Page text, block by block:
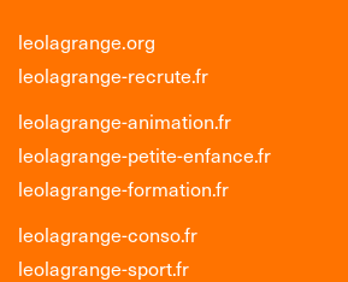
leolagrange.org
leolagrange-recrute.fr
leolagrange-animation.fr
leolagrange-petite-enfance.fr
leolagrange-formation.fr
leolagrange-conso.fr
leolagrange-sport.fr